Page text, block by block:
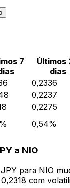
7
Últimos
dias
0,2336
0,2237
0,2275
0,54%
a NIO
para NIO
com